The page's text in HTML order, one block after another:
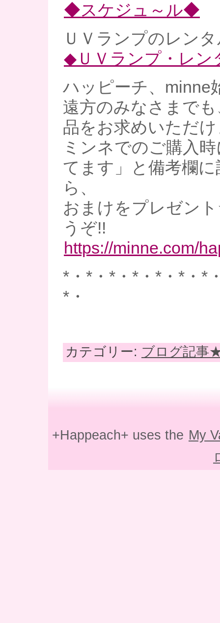
◆スケジュ～ル◆
ＵＶランプのレン
◆ＵＶランプ・レ
ハッピーチ、minne
遠方のみなさまで
品をお求めいただ
ミンネでのご購入
てます」と備考欄
ら、
おまけをプレゼン
うぞ!!
https://minne.com/
*・*・*・*・*・*・*
*・
カテゴリー: ブログ記事
+Happeach+ uses the My